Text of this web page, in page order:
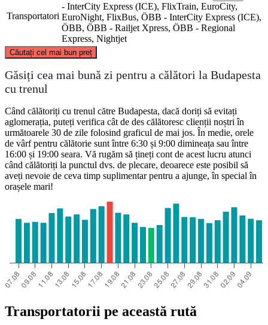
Transportatori
- InterCity Express (ICE), FlixTrain, EuroCity,
EuroNight, FlixBus, ÖBB - InterCity Express (ICE),
ÖBB, ÖBB - Railjet Xpress, ÖBB - Regional
Express, Nightjet
Căutați cel mai bun preț
Dortmund
Budapest
Găsiți cea mai bună zi pentru a călători la Budapesta
cu trenul
Când călătoriți cu trenul către Budapesta, dacă doriți să evitați
aglomerația, puteți verifica cât de des călătoresc clienții noștri în
următoarele 30 de zile folosind graficul de mai jos. În medie, orele
de vârf pentru călătorie sunt între 6:30 și 9:00 dimineața sau între
16:00 și 19:00 seara. Vă rugăm să țineți cont de acest lucru atunci
când călătoriți la punctul dvs. de plecare, deoarece este posibil să
aveți nevoie de ceva timp suplimentar pentru a ajunge, în special în
orașele mari!
Transportatorii pe această rută